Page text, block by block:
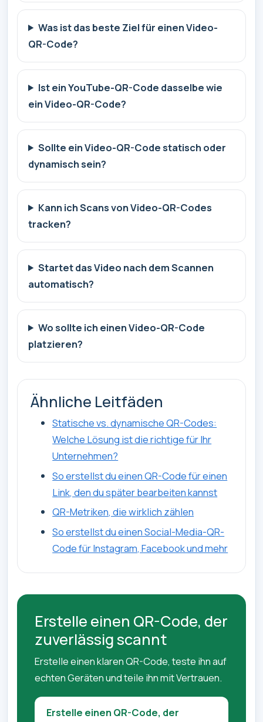
Was ist das beste Ziel für einen Video-
QR-Code?
Ist ein YouTube-QR-Code dasselbe wie
ein Video-QR-Code?
Sollte ein Video-QR-Code statisch oder
dynamisch sein?
Kann ich Scans von Video-QR-Codes
tracken?
Startet das Video nach dem Scannen
automatisch?
Wo sollte ich einen Video-QR-Code
platzieren?
Ähnliche Leitfäden
Statische vs. dynamische QR-Codes:
Welche Lösung ist die richtige für Ihr
Unternehmen?
So erstellst du einen QR-Code für einen
Link, den du später bearbeiten kannst
QR-Metriken, die wirklich zählen
So erstellst du einen Social-Media-QR-
Code für Instagram, Facebook und mehr
Erstelle einen QR-Code, der
zuverlässig scannt
Erstelle einen klaren QR-Code, teste ihn auf
echten Geräten und teile ihn mit Vertrauen.
Erstelle einen QR-Code, der